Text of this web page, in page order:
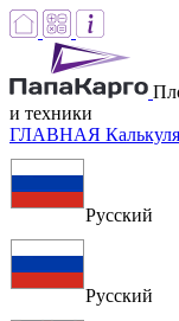
и техники
ГЛАВНАЯ
Русский
Русский